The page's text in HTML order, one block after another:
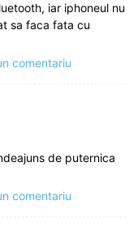
iar iphoneul nu
sa faca fata cu
comentariu
de puternica
comentariu